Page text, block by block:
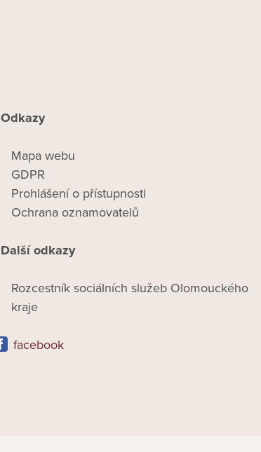
Odkazy
Mapa webu
GDPR
Prohlášení o přístupnosti
Ochrana oznamovatelů
Další odkazy
Rozcestník sociálních služeb Olomouckého
kraje
facebook